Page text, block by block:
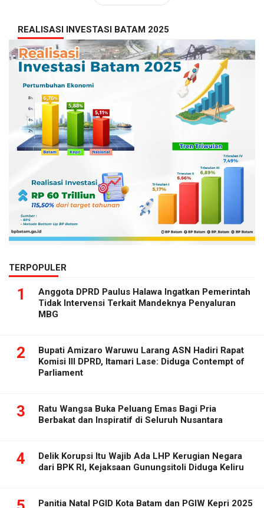
REALISASI INVESTASI BATAM 2025
TERPOPULER
1
Anggota DPRD Paulus Halawa Ingatkan Pemerintah
Tidak Intervensi Terkait Mandeknya Penyaluran
MBG
2
Bupati Amizaro Waruwu Larang ASN Hadiri Rapat
Komisi III DPRD, Itamari Lase: Diduga Contempt of
Parliament
3
Ratu Wangsa Buka Peluang Emas Bagi Pria
Berbakat dan Inspiratif di Seluruh Nusantara
4
Delik Korupsi Itu Wajib Ada LHP Kerugian Negara
dari BPK RI, Kejaksaan Gunungsitoli Diduga Keliru
Panitia Natal PGID Kota Batam dan PGIW Kepri 2025